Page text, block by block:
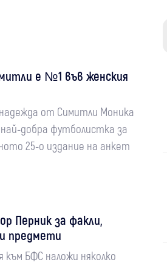
е №1 във женския
от Симитли Моника
добра футболистка за
25-о издание на анкет
Перник за факли,
предмети
към БФС наложи няколко